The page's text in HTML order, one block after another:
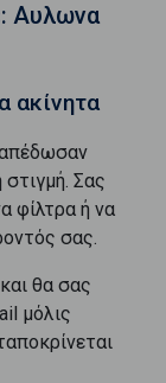
Αυλωνα
ακίνητα
απέδωσαν
Σας
φίλτρα ή να
σας.
θα σας
μόλις